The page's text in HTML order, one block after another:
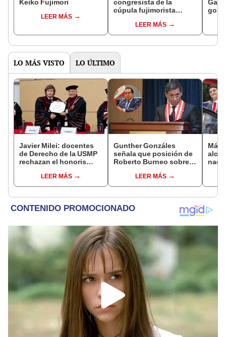
Keiko Fujimori
LEER MÁS
congresista de la
cúpula fujimorista
del SenadoLEER MÁS
LO MÁS VISTO LO ÚLTIMO
Javier Milei: docentes
de Derecho de la USMP
rechazan el honoris
presidente de Argentina
LEER MÁS
Gunther Gonzáles
señala que posición de
Roberto Burneo sobre
Aliaga no representan al
JNE
LEER MÁS
Más